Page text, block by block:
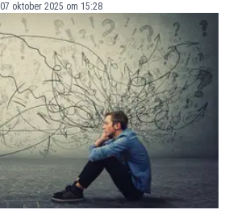
oktober 2025 om 15:28